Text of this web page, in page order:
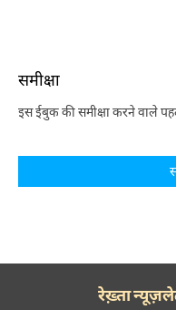
समीक्षा
इस ईबुक की समीक्षा करने वाले
रेख़्ता